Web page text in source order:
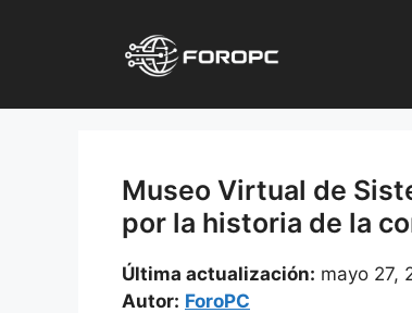
Museo Virtual de
por la historia de la
Última actualización: mayo 27,
Autor: ForoPC